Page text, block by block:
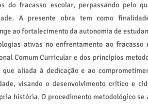
do fracasso escolar, perpassando pelo
A presente obra tem como
ao fortalecimento da autonomia de
ativas no enfrentamento ao
Comum Curricular e dos princípios
que aliada à dedicação e ao
visando o desenvolvimento crítico e
história. O procedimento metodológico